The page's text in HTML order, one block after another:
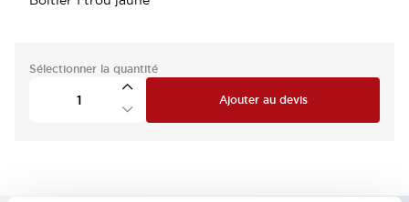
Sélectionner la quantité
Ajouter au devis